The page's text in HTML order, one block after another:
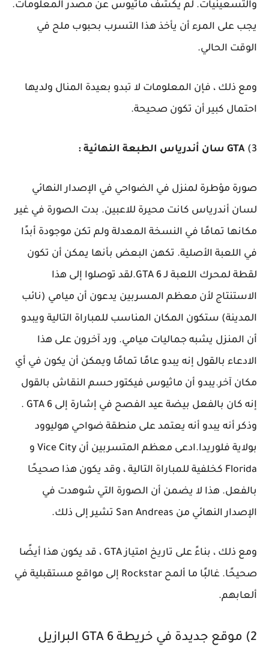
والتسعينيات. لم يكشف ماثيوس عن مصدر المعلومات.
يجب على المرء أن يأخذ هذا التسرب بحبوب ملح في
الوقت الحالي.
ومع ذلك ، فإن المعلومات لا تبدو بعيدة المنال ولديها
احتمال كبير أن تكون صحيحة.
3) GTA سان أندرياس الطبعة النهائية :
صورة مؤطرة لمنزل في الضواحي في الإصدار النهائي
لسان أندرياس كانت محيرة للاعبين. بدت الصورة في غير
مكانها تمامًا في النسخة المعدلة ولم تكن موجودة أبدًا
في اللعبة الأصلية. تكهن البعض بأنها يمكن أن تكون
لقطة لمحرك اللعبة لـ GTA 6.لقد توصلوا إلى هذا
الاستنتاج لأن معظم المسربين يدعون أن ميامي (نائب
المدينة) ستكون المكان المناسب للمباراة التالية ويبدو
أن المنزل يشبه جماليات ميامي. ورد آخرون على هذا
الادعاء بالقول إنه يبدو عامًا تمامًا ويمكن أن يكون في أي
مكان آخر.يبدو أن ماثيوس فيكتور حسم النقاش بالقول
إنه كان بالفعل بيضة عيد الفصح في إشارة إلى GTA 6 .
وذكر أنه يبدو أنه يعتمد على منطقة ضواحي هوليوود
بولاية فلوريدا.ادعى معظم المتسربين أن Vice City و
Florida كخلفية للمباراة التالية ، وقد يكون هذا صحيحًا
بالفعل. هذا لا يضمن أن الصورة التي شوهدت في
الإصدار النهائي من San Andreas تشير إلى ذلك.
ومع ذلك ، بناءً على تاريخ امتياز GTA ، قد يكون هذا أيضًا
صحيحًا. غالبًا ما ألمح Rockstar إلى مواقع مستقبلية في
ألعابهم.
2) موقع جديدة في خريطة GTA 6 البرازيل